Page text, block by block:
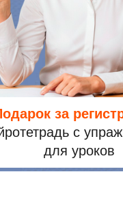
начальных
классов
у вас:
5–10 минут урока уходят